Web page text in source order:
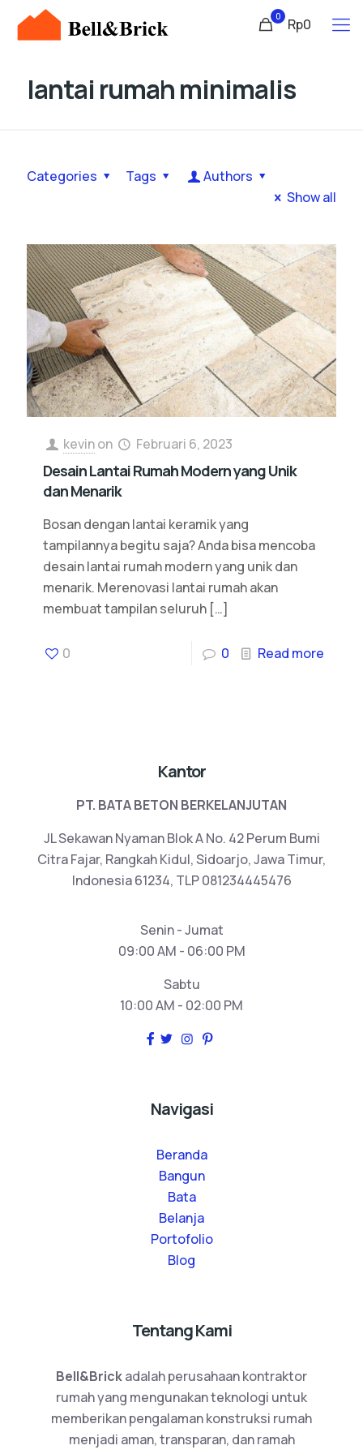
0 Rp0
lantai rumah minimalis
Categories Tags
Authors
Show all
kevinon Februari 6, 2023
Desain Lantai Rumah Modern yang Unik
dan Menarik
Bosan dengan lantai keramik yang
tampilannya begitu saja? Anda bisa mencoba
desain lantai rumah modern yang unik dan
menarik. Merenovasi lantai rumah akan
membuat tampilan seluruh […]
0 0 Read more
Kantor
PT. BATA BETON BERKELANJUTAN
JL Sekawan Nyaman Blok A No. 42 Perum Bumi
Citra Fajar, Rangkah Kidul, Sidoarjo, Jawa Timur,
Indonesia 61234, TLP 081234445476
Senin - Jumat
09:00 AM - 06:00 PM
Sabtu
10:00 AM - 02:00 PM
Navigasi
Beranda
Bangun
Bata
Belanja
Portofolio
Blog
Tentang Kami
Bell&Brickadalah perusahaan kontraktor
rumah yang mengunakan teknologi untuk
memberikan pengalaman konstruksi rumah
menjadi aman, transparan, dan ramah